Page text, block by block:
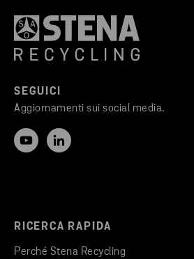
SEGUICI
Aggiornamenti sui social media.
RICERCA RAPIDA
Perché Stena Recycling